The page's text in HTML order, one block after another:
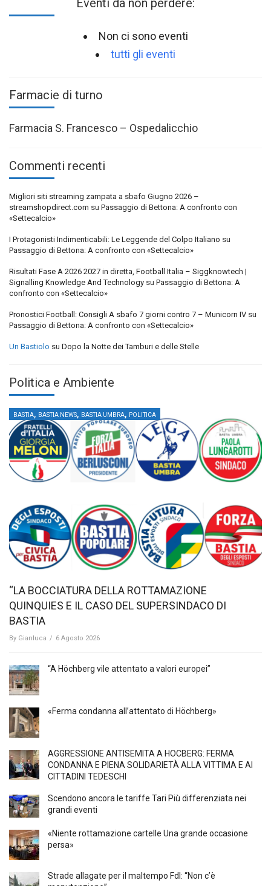
Eventi da non perdere:
Non ci sono eventi
tutti gli eventi
Farmacie di turno
Farmacia S. Francesco – Ospedalicchio
Commenti recenti
Migliori siti streaming zampata a sbafo Giugno 2026 –
streamshopdirect.com su Passaggio di Bettona: A confronto con
«Settecalcio»
I Protagonisti Indimenticabili: Le Leggende del Colpo Italiano su
Passaggio di Bettona: A confronto con «Settecalcio»
Risultati Fase A 2026 2027 in diretta, Football Italia – Siggknowtech |
Signalling Knowledge And Technology su Passaggio di Bettona: A
confronto con «Settecalcio»
Pronostici Football: Consigli A sbafo 7 giorni contro 7 – Municorn IV su
Passaggio di Bettona: A confronto con «Settecalcio»
Un Bastiolo su Dopo la Notte dei Tamburi e delle Stelle
Politica e Ambiente
BASTIA, BASTIA NEWS, BASTIA UMBRA, POLITICA
“LA BOCCIATURA DELLA ROTTAMAZIONE
QUINQUIES E IL CASO DEL SUPERSINDACO DI
BASTIA
By Gianluca / 6 Agosto 2026
“A Höchberg vile attentato a valori europei”
«Ferma condanna all’attentato di Höchberg»
AGGRESSIONE ANTISEMITA A HÖCBERG: FERMA
CONDANNA E PIENA SOLIDARIETÀ ALLA VITTIMA E AI
CITTADINI TEDESCHI
Scendono ancora le tariffe Tari Più differenziata nei
grandi eventi
«Niente rottamazione cartelle Una grande occasione
persa»
Strade allagate per il maltempo FdI: “Non c’è